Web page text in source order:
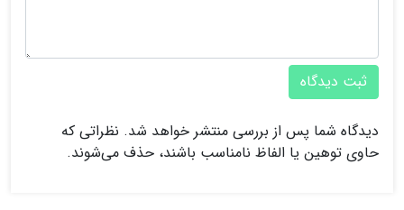
ثبت دیدگاه
دیدگاه شما پس از بررسی منتشر خواهد شد. نظراتی که
حاوی توهین یا الفاظ نامناسب باشند، حذف می‌شوند.